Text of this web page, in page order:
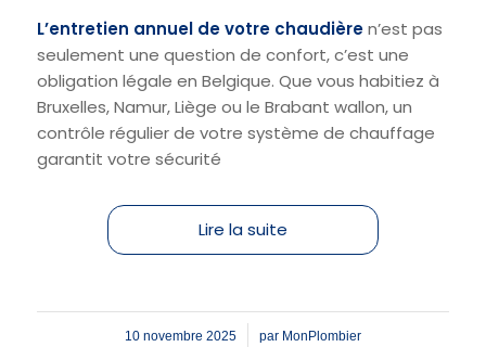
L’entretien annuel de votre chaudièren’est pas
seulement une question de confort, c’est une
obligation légale en Belgique. Que vous habitiez à
Bruxelles, Namur, Liège ou le Brabant wallon, un
contrôle régulier de votre système de chauffage
garantit votre sécurité
Lire la suite
10 novembre 2025
/ par MonPlombier